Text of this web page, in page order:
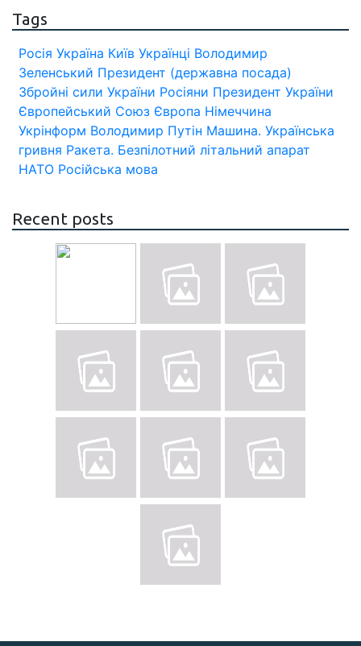
Tags
Росія Україна Київ Українці Володимир
Зеленський Президент (державна посада)
Збройні сили України Росіяни Президент України
Європейський Союз Європа Німеччина
Укрінформ Володимир Путін Машина. Українська
гривня Ракета. Безпілотний літальний апарат
НАТО Російська мова
Recent posts